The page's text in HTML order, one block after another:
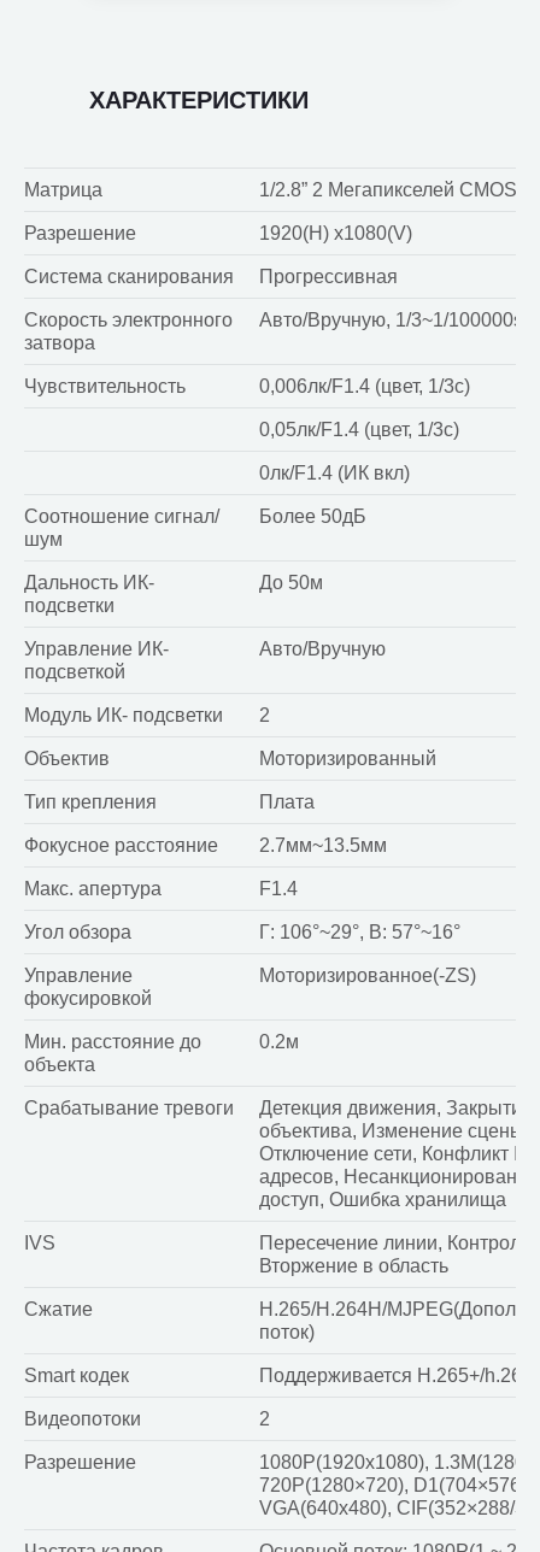
ХАРАКТЕРИСТИКИ
Матрица 1/2.8” 2 Мегапикселей CMOS
Разрешение 1920(H) x1080(V)
Система сканирования Прогрессивная
Скорость электронного
затвора
Авто/Вручную, 1/3~1/100000s
Чувствительность 0,006лк/F1.4 (цвет, 1/3с)
0,05лк/F1.4 (цвет, 1/3с)
0лк/F1.4 (ИК вкл)
Соотношение сигнал/
шум
Более 50дБ
Дальность ИК-
подсветки
До 50м
Управление ИК-
подсветкой
Авто/Вручную
Модуль ИК- подсветки 2
Объектив Моторизированный
Тип крепления Плата
Фокусное расстояние 2.7мм~13.5мм
Макс. апертура F1.4
Угол обзора Г: 106°~29°, В: 57°~16°
Управление
фокусировкой
Моторизированное(-ZS)
Мин. расстояние до
объекта
0.2м
Срабатывание тревоги
Детекция движения, Закрытие
объектива, Изменение сцены,
Отключение сети, Конфликт IP
адресов,
доступ, Ошибка хранилища
IVS
Пересечение линии, Контроль
Вторжение в область
Сжатие
H.265/H.264H/
поток)
Smart кодек Поддерживается H.265+/
Видеопотоки 2
Разрешение
1080P(1920x1080),
720P(1280×720), D1(704×576/
VGA(640x480), CIF(352×288/